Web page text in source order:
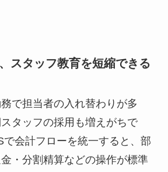
スタッフ教育を短縮できる
で担当者の入れ替わりが多
タッフの採用も増えがちで
会計フローを統一すると、部
・分割精算などの操作が標準